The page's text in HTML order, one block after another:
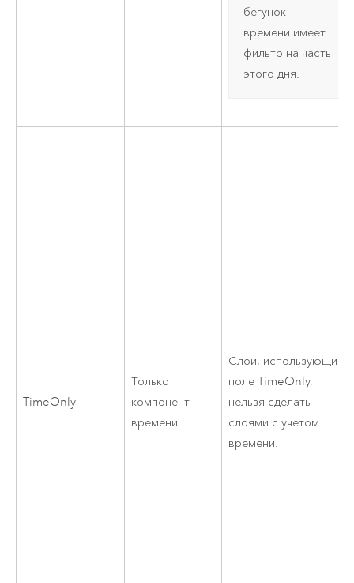
бегунок
времени имеет
фильтр на часть
этого дня.
TimeOnly
Только
компонент
времени
Слои, использующие
поле TimeOnly,
нельзя сделать
слоями с учетом
времени.